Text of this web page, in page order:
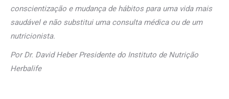
conscientização e mudança de hábitos para uma vida mais
saudável e não substitui uma consulta médica ou de um
nutricionista.
Por Dr. David Heber Presidente do Instituto de Nutrição
Herbalife